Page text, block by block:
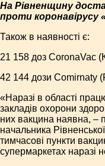
На Рівненщину
проти коронавірусу
Також в наявності є:
21 158 доз CoronaVac
42 144 дози Comirnaty
«Наразі в області
закладів охорони
них вакцина наявна, –
начальника
тимчасові пункти
супермаркетах наразі